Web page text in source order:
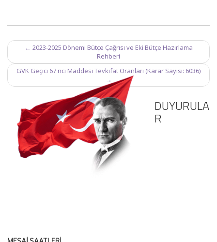
Post
navigation
← 2023-2025 Dönemi Bütçe Çağrısı ve Eki Bütçe Hazırlama
Rehberi
GVK Geçici 67 nci Maddesi Tevkifat Oranları (Karar Sayısı: 6036)
→
DUYURULA
R
MESAİ SAATLERİ